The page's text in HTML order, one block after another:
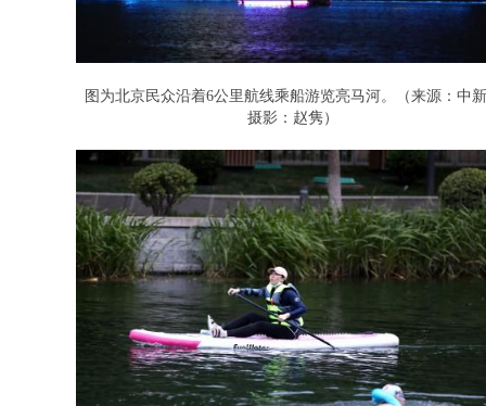
图为北京民众沿着6公里航线乘船游览亮马河。（来源：中
摄影：赵隽）